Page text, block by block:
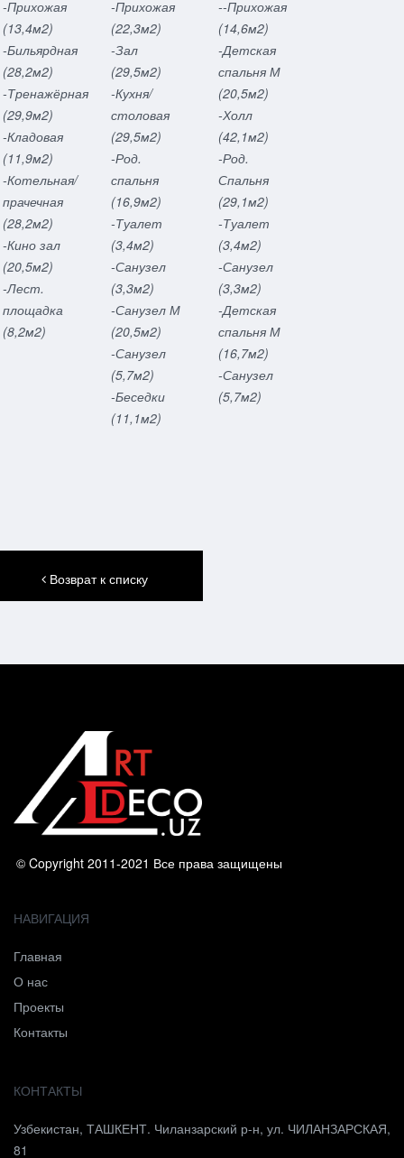
-Прихожая
(13,4м2)
-Бильярдная
(28,2м2)
-Тренажёрная
(29,9м2)
-Кладовая
(11,9м2)
-Котельная/
прачечная
(28,2м2)
-Кино зал
(20,5м2)
-Лест.
площадка
(8,2м2)
-Прихожая
(22,3м2)
-Зал
(29,5м2)
-Кухня/
столовая
(29,5м2)
-Род.
спальня
(16,9м2)
-Туалет
(3,4м2)
-Санузел
(3,3м2)
-Санузел М
(20,5м2)
-Санузел
(5,7м2)
-Беседки
(11,1м2)
--Прихожая
(14,6м2)
-Детская
спальня М
(20,5м2)
-Холл
(42,1м2)
-Род.
Спальня
(29,1м2)
-Туалет
(3,4м2)
-Санузел
(3,3м2)
-Детская
спальня М
(16,7м2)
-Санузел
(5,7м2)
Возврат к списку
© Copyright 2011-2021 Все права защищены
НАВИГАЦИЯ
Главная
О нас
Проекты
Контакты
КОНТАКТЫ
Узбекистан, ТАШКЕНТ. Чиланзарский р-н, ул. ЧИЛАНЗАРСКАЯ,
81